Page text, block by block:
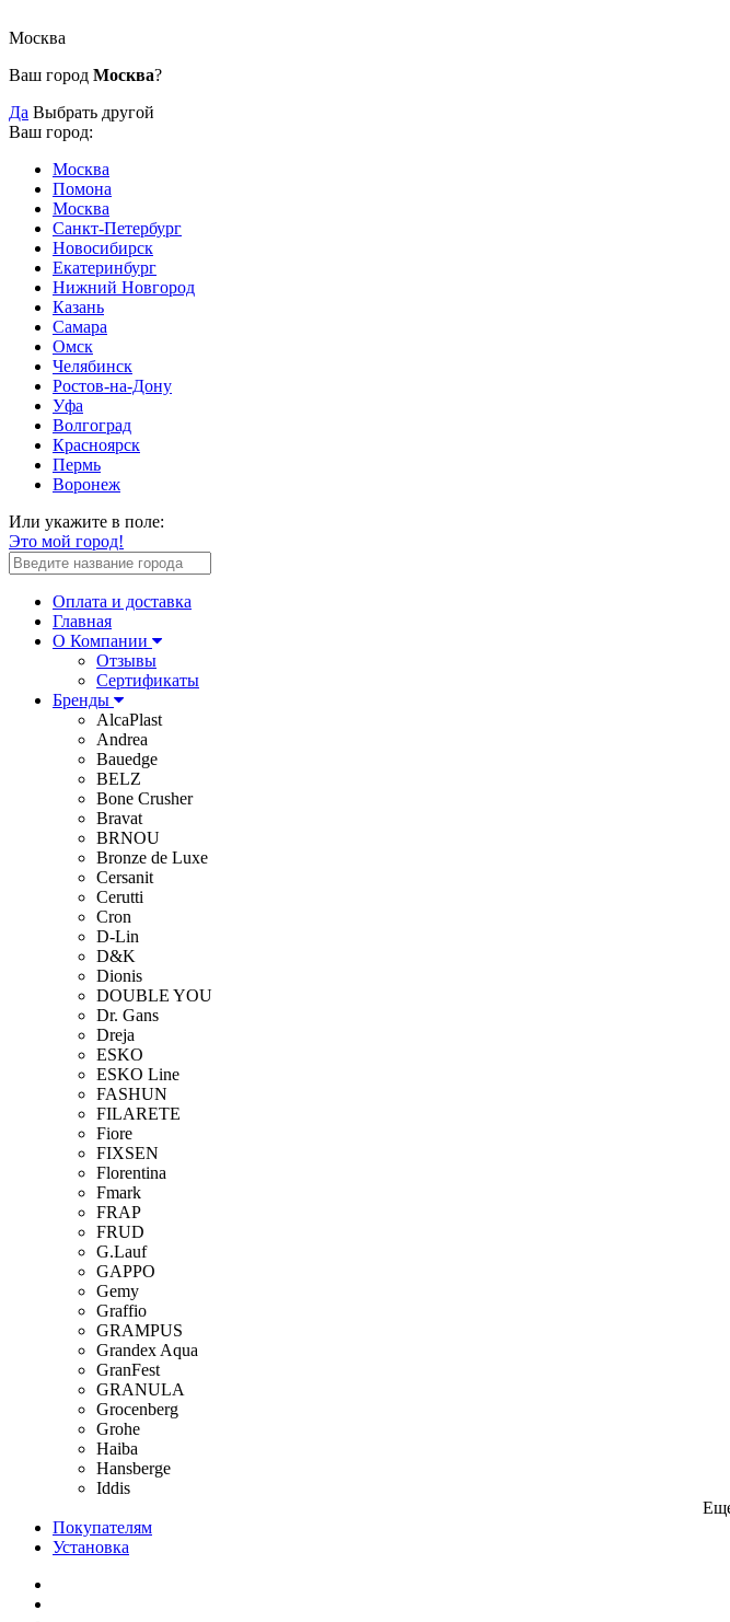
Москва
Ваш город Москва?
Да Выбрать другой
Ваш город:
Москва
Помона
Москва
Санкт-Петербург
Новосибирск
Екатеринбург
Нижний Новгород
Казань
Самара
Омск
Челябинск
Ростов-на-Дону
Уфа
Волгоград
Красноярск
Пермь
Воронеж
Или укажите в поле:
Это мой город!
Оплата и доставка
Главная
О Компании
Отзывы
Сертификаты
Бренды
AlcaPlast
Andrea
Bauedge
BELZ
Bone Crusher
Bravat
BRNOU
Bronze de Luxe
Cersanit
Cerutti
Cron
D-Lin
D&K
Dionis
DOUBLE YOU
Dr. Gans
Dreja
ESKO
ESKO Line
FASHUN
FILARETE
Fiore
FIXSEN
Florentina
Fmark
FRAP
FRUD
G.Lauf
GAPPO
Gemy
Graffio
GRAMPUS
Grandex Aqua
GranFest
GRANULA
Grocenberg
Grohe
Haiba
Hansberge
Iddis
Покупателям
Установка